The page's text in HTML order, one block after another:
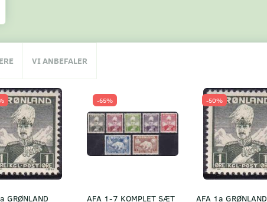
VI ANBEFALER
GRØNLAND
-65%
AFA 1-7 KOMPLET SÆT
-50%
AFA 1a GRØNLAND